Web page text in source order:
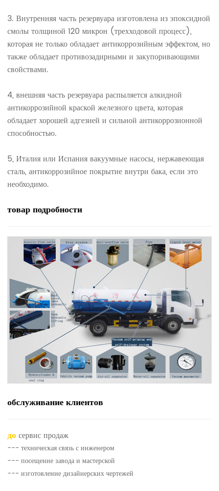
3. Внутренняя часть резервуара изготовлена ​​из эпоксидной
смолы толщиной 120 микрон (трехходовой процесс),
которая не только обладает антикоррозийным эффектом, но
также обладает противозадирными и закупоривающими
свойствами.
4, внешняя часть резервуара распыляется алкидной
антикоррозийной краской железного цвета, которая
обладает хорошей адгезией и сильной антикоррозионной
способностью.
5, Италия или Испания вакуумные насосы, нержавеющая
сталь, антикоррозийное покрытие внутри бака, если это
необходимо.
товарподробности
обслуживание клиентов
досервис продаж
--- техническая связь с инженером
--- посещение завода и мастерской
--- изготовление дизайнерских чертежей